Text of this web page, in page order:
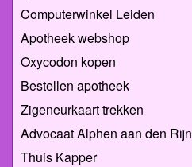
Computerwinkel Leiden
Apotheek webshop
Oxycodon kopen
Bestellen apotheek
Zigeneurkaart trekken
Advocaat Alphen aan den Rijn
Thuis Kapper